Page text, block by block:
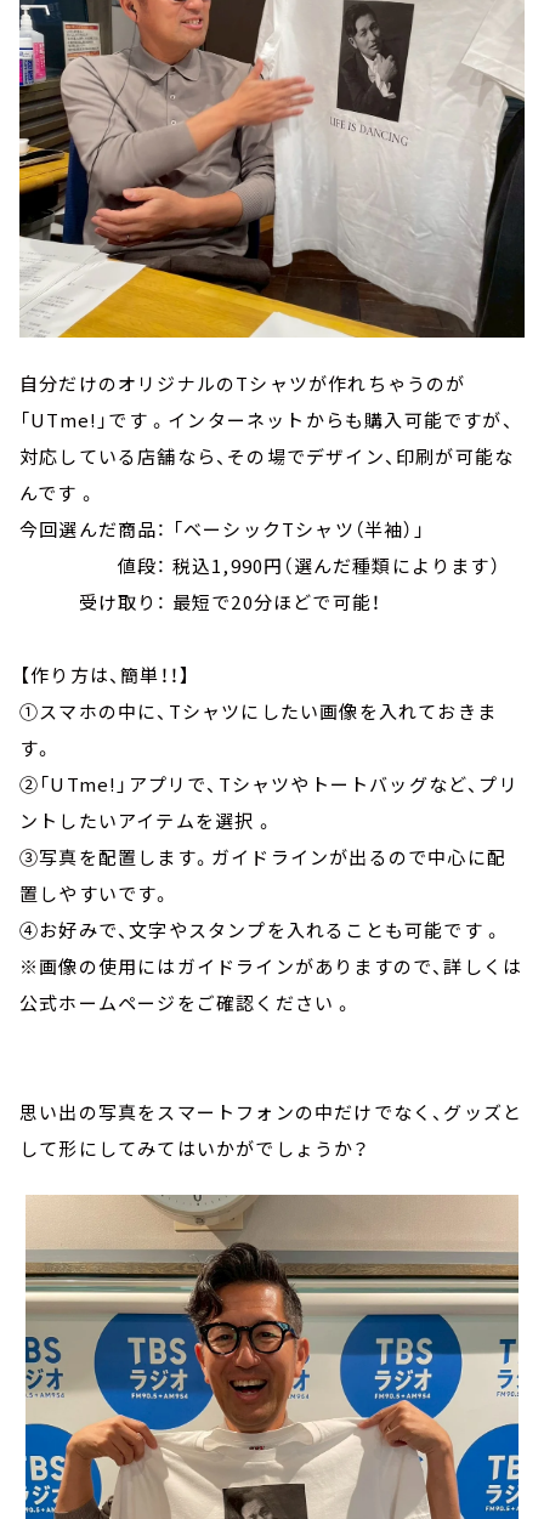
自分だけのオリジナルのTシャツが作れちゃうのが
「UTme!」です 。インターネットからも購入可能ですが、
対応している店舗なら、その場でデザイン、印刷が可能な
んです 。
今回選んだ商品： 「ベーシックTシャツ（半袖）」
値段： 税込1,990円（選んだ種類によります）
受け取り： 最短で20分ほどで可能！
【作り方は、簡単！！】
①スマホの中に、Tシャツにしたい画像を入れておきま
す。
②「UTme!」アプリで、Tシャツやトートバッグなど、プリ
ントしたいアイテムを選択 。
③写真を配置します。ガイドラインが出るので中心に配
置しやすいです。
④お好みで、文字やスタンプを入れることも可能です 。
※画像の使用にはガイドラインがありますので、詳しくは
公式ホームページをご確認ください 。
思い出の写真をスマートフォンの中だけでなく、グッズと
して形にしてみてはいかがでしょうか？